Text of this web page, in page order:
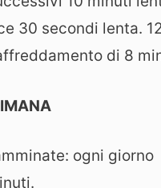
30 secondi lenta.
di 8
ogni giorno